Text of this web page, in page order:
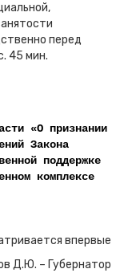
перед
45 мин.
«О признании
Закона
поддержке
комплексе
впервые
Д.Ю. – Губернатор